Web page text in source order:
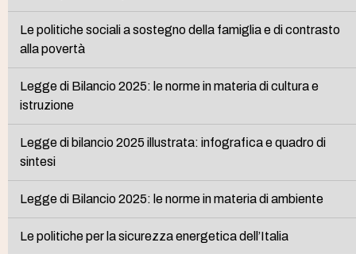
Le politiche sociali a sostegno della famiglia e di contrasto
alla povertà
Legge di Bilancio 2025: le norme in materia di cultura e
istruzione
Legge di bilancio 2025 illustrata: infografica e quadro di
sintesi
Legge di Bilancio 2025: le norme in materia di ambiente
Le politiche per la sicurezza energetica dell’Italia